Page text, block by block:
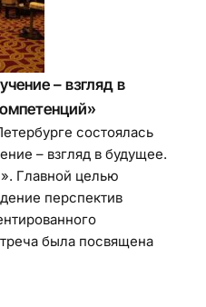
– взгляд в
состоялась
– взгляд в будущее.
Главной целью
перспектив
была посвящена